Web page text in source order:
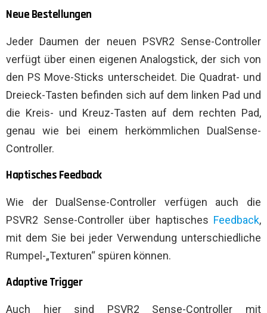
Neue Bestellungen
Jeder Daumen der neuen PSVR2 Sense-Controller
verfügt über einen eigenen Analogstick, der sich von
den PS Move-Sticks unterscheidet. Die Quadrat- und
Dreieck-Tasten befinden sich auf dem linken Pad und
die Kreis- und Kreuz-Tasten auf dem rechten Pad,
genau wie bei einem herkömmlichen DualSense-
Controller.
Haptisches Feedback
Wie der DualSense-Controller verfügen auch die
PSVR2 Sense-Controller über haptisches Feedback,
mit dem Sie bei jeder Verwendung unterschiedliche
Rumpel-„Texturen“ spüren können.
Adaptive Trigger
Auch hier sind PSVR2 Sense-Controller mit